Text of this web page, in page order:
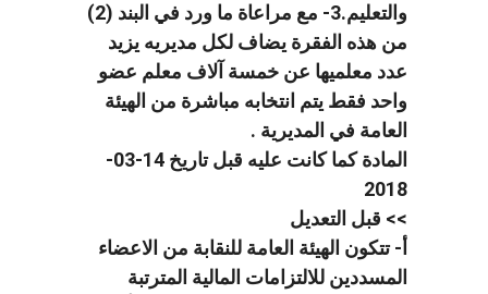
والتعليم.3- مع مراعاة ما ورد في البند (2)
من هذه الفقرة يضاف لكل مديريه يزيد
عدد معلميها عن خمسة آلاف معلم عضو
واحد فقط يتم انتخابه مباشرة من الهيئة
العامة في المديرية .
المادة كما كانت عليه قبل تاريخ 14-03-
2018
>> قبل التعديل
أ- تتكون الهيئة العامة للنقابة من الاعضاء
المسددين للالتزامات المالية المترتبة